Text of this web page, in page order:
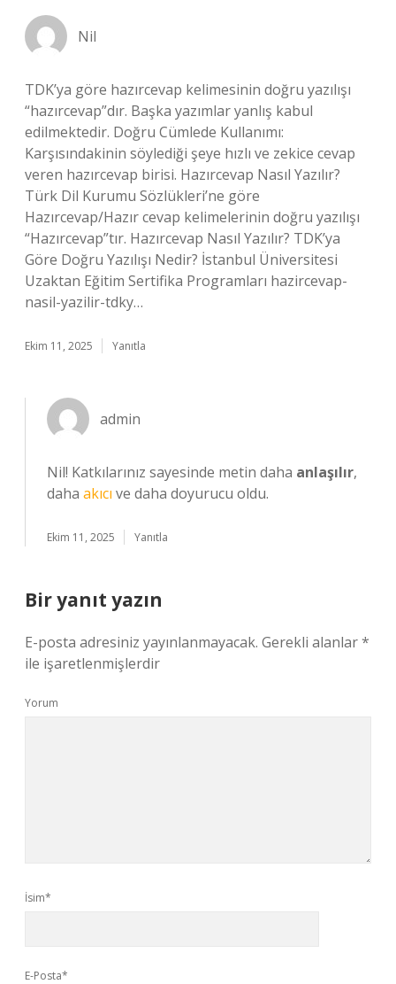
Nil
TDK’ya göre hazırcevap kelimesinin doğru yazılışı
“hazırcevap”dır. Başka yazımlar yanlış kabul
edilmektedir. Doğru Cümlede Kullanımı:
Karşısındakinin söylediği şeye hızlı ve zekice cevap
veren hazırcevap birisi. Hazırcevap Nasıl Yazılır?
Türk Dil Kurumu Sözlükleri’ne göre
Hazırcevap/Hazır cevap kelimelerinin doğru yazılışı
“Hazırcevap”tır. Hazırcevap Nasıl Yazılır? TDK’ya
Göre Doğru Yazılışı Nedir? İstanbul Üniversitesi
Uzaktan Eğitim Sertifika Programları hazircevap-
nasil-yazilir-tdky…
Ekim 11, 2025 Yanıtla
admin
Nil! Katkılarınız sayesinde metin daha anlaşılır,
daha akıcı ve daha doyurucu oldu.
Ekim 11, 2025 Yanıtla
Bir yanıt yazın
E-posta adresiniz yayınlanmayacak. Gerekli alanlar*
ile işaretlenmişlerdir
Yorum
İsim*
E-Posta*